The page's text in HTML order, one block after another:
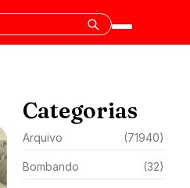
Categorias
Arquivo (71940)
Bombando (32)